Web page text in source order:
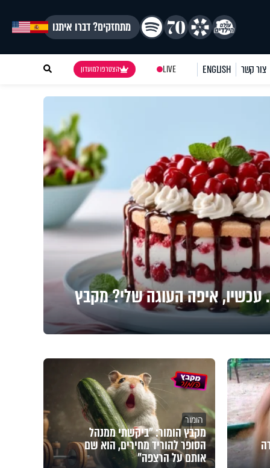
מתחזקים? דברו איתנו
צור קשר ENGLISH
LIVE הצטרפו למועדון
עכשיו, איפה העוגה שלי? מקבץ
הומור
מקבץ הומור: "ביקשתי ממנהל
הסופר להוריד מחירים, הוא שם
אותם על הרצפה"